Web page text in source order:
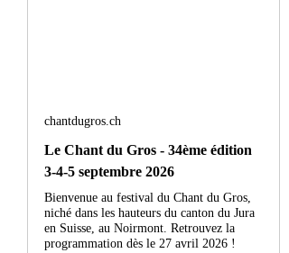
chantdugros.ch
Le Chant du Gros - 34ème édition
3-4-5 septembre 2026
Bienvenue au festival du Chant du Gros,
niché dans les hauteurs du canton du Jura
en Suisse, au Noirmont. Retrouvez la
programmation dès le 27 avril 2026 !